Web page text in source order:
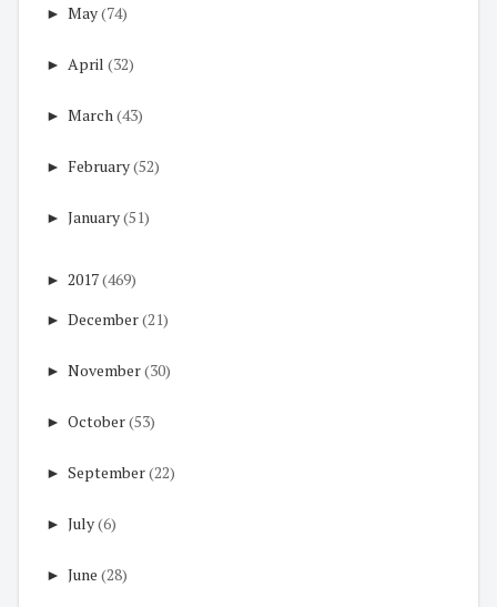
► May(74)
► April (32)
► March (43)
► February(52)
► January(51)
► 2017(469)
► December(21)
► November(30)
► October(53)
► September(22)
► July(6)
► June (28)